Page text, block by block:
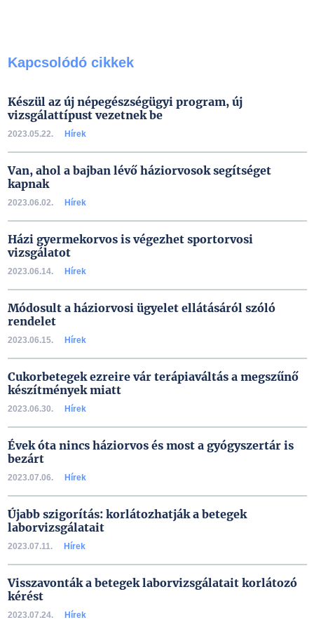
Kapcsolódó cikkek
Készül az új népegészségügyi program, új
vizsgálattípust vezetnek be
2023.05.22. Hírek
Van, ahol a bajban lévő háziorvosok segítséget
kapnak
2023.06.02. Hírek
Házi gyermekorvos is végezhet sportorvosi
vizsgálatot
2023.06.14. Hírek
Módosult a háziorvosi ügyelet ellátásáról szóló
rendelet
2023.06.15. Hírek
Cukorbetegek ezreire vár terápiaváltás a megszűnő
készítmények miatt
2023.06.30. Hírek
Évek óta nincs háziorvos és most a gyógyszertár is
bezárt
2023.07.06. Hírek
Újabb szigorítás: korlátozhatják a betegek
laborvizsgálatait
2023.07.11. Hírek
Visszavonták a betegek laborvizsgálatait korlátozó
kérést
2023.07.24. Hírek